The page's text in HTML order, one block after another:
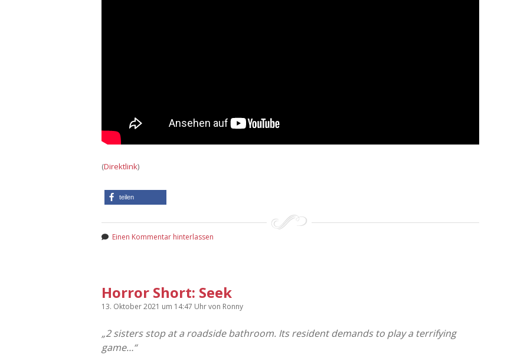
(Direktlink)
teilen
Einen Kommentar hinterlassen
Horror Short: Seek
13. Oktober 2021 um 14:47 Uhrvon Ronny
„2 sisters stop at a roadside bathroom. Its resident demands to play a terrifying
game…“